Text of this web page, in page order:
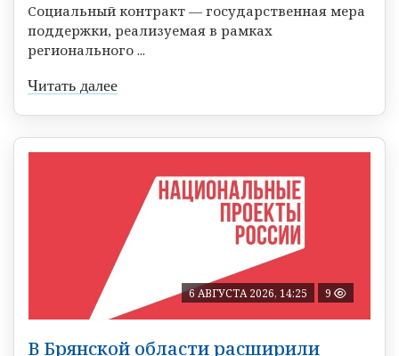
Социальный контракт — государственная мера
поддержки, реализуемая в рамках
регионального ...
Читать далее
6 АВГУСТА 2026, 14:25 9
В Брянской области расширили